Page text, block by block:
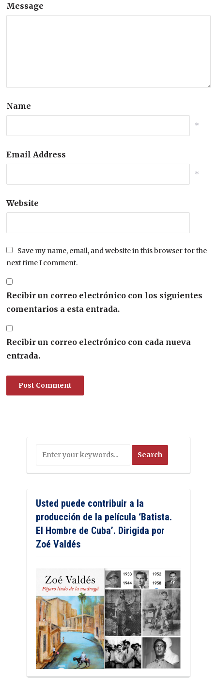
Message
Name
*
Email Address
*
Website
Save my name, email, and website in this browser for the
next time I comment.
Recibir un correo electrónico con los siguientes
comentarios a esta entrada.
Recibir un correo electrónico con cada nueva
entrada.
Usted puede contribuir a la
producción de la película ‘Batista.
El Hombre de Cuba’. Dirigida por
Zoé Valdés